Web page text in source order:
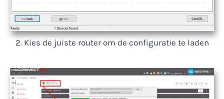
2. Kies de juiste router om de configuratie te laden